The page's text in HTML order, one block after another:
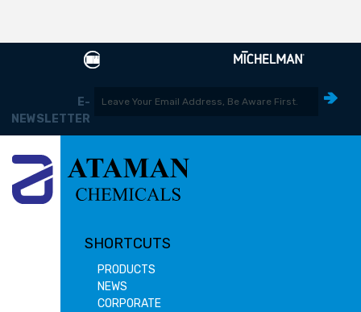
E-
NEWSLETTER
SHORTCUTS
PRODUCTS
NEWS
CORPORATE